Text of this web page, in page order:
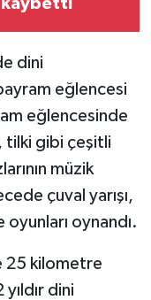
kaybetti
dini
eğlencesi
eğlencesinde
tilki gibi çeşitli
müzik
çuval yarışı,
oynandı.
25 kilometre
dini